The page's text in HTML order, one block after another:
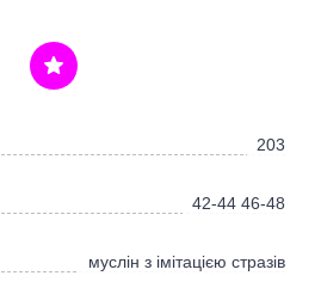
203
42-44 46-48
муслін з імітацією стразів